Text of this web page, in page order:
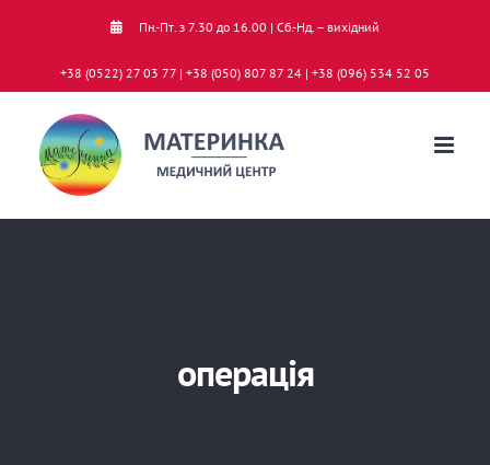
Пн.-Пт. з 7.30 до 16.00 | Сб.-Нд. – вихідний
+38 (0522) 27 03 77 | +38 (050) 807 87 24 | +38 (096) 534 52 05
операція